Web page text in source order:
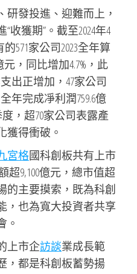
研發投進、迎難而上，
收獲期”。截至2024年4
571家公司2023全年算
元，同比增加4.7%，此
出正增加，47家公司
年完成凈利潤759.6億
，超70家公司表露產
獲得衝破。
宮格國科創板共有上市
超9,100億元，總市值超
的主要摸索，既為科創
，也為寬大投資者共享
。
上市企訪談業成長範
，都是科創板蓄勢揚